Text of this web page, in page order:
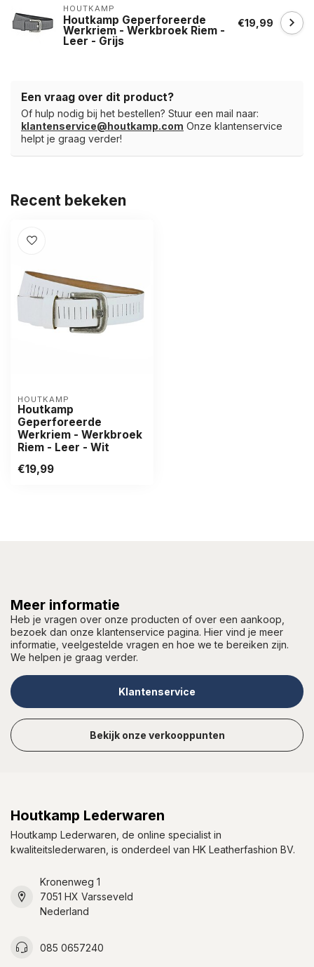
HOUTKAMP
Houtkamp Geperforeerde
Werkriem - Werkbroek Riem -
Leer - Grijs
€19,99
Een vraag over dit product?
Of hulp nodig bij het bestellen? Stuur een mail naar:
klantenservice@houtkamp.com Onze klantenservice
helpt je graag verder!
Recent bekeken
HOUTKAMP
Houtkamp
Geperforeerde
Werkriem - Werkbroek
Riem - Leer - Wit
€19,99
Meer informatie
Heb je vragen over onze producten of over een aankoop,
bezoek dan onze klantenservice pagina. Hier vind je meer
informatie, veelgestelde vragen en hoe we te bereiken zijn.
We helpen je graag verder.
Klantenservice
Bekijk onze verkooppunten
Houtkamp Lederwaren
Houtkamp Lederwaren, de online specialist in
kwaliteitslederwaren, is onderdeel van HK Leatherfashion BV.
Kronenweg 1
7051 HX Varsseveld
Nederland
085 0657240